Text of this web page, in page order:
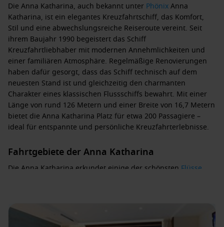
Die Anna Katharina, auch bekannt unter PhönixAnna
Katharina, ist ein elegantes Kreuzfahrtschiff, das Komfort,
Stil und eine abwechslungsreiche Reiseroute vereint. Seit
ihrem Baujahr 1990 begeistert das Schiff
Kreuzfahrtliebhaber mit modernen Annehmlichkeiten und
einer familiären Atmosphäre. Regelmäßige Renovierungen
haben dafür gesorgt, dass das Schiff technisch auf dem
neuesten Stand ist und gleichzeitig den charmanten
Charakter eines klassischen Flussschiffs bewahrt. Mit einer
Länge von rund 126 Metern und einer Breite von 16,7 Metern
bietet die Anna Katharina Platz für etwa 200 Passagiere –
ideal für entspannte und persönliche Kreuzfahrterlebnisse.
Fahrtgebiete der Anna Katharina
Die Anna Katharina erkundet einige der schönsten Flüsse
Highlights. Besonders beliebt sind die Themenkreuzfahrten,
die das Schiff anbietet, von kulinarischen Reisen bis hin zu